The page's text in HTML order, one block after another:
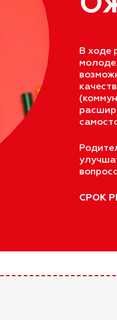
В ходе
СРОК